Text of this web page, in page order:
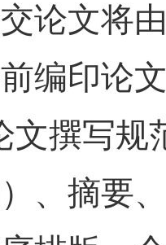
论文将
编印论
撰写规范
、摘要